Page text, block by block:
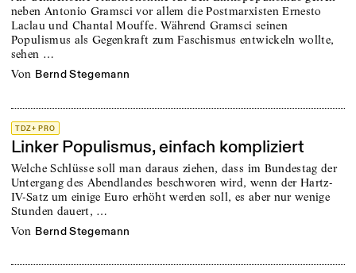
neben Antonio Gramsci vor allem die Postmarxisten Ernesto
Laclau und Chantal Mouffe. Während Gramsci seinen
Populismus als Gegenkraft zum Faschismus entwickeln wollte,
sehen …
von Bernd Stegemann
TDZ+ PRO
Linker Populismus, einfach kompliziert
Welche Schlüsse soll man daraus ziehen, dass im Bundestag der
Untergang des Abendlandes beschworen wird, wenn der Hartz-
IV-Satz um einige Euro erhöht werden soll, es aber nur wenige
Stunden dauert, …
von Bernd Stegemann